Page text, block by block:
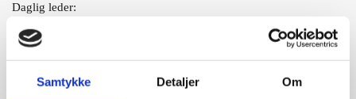
Samtykke Detaljer Om
Daglig leder:
Mobil:
E-post:stian@leltec.no
Lars Tandberg-Johansen